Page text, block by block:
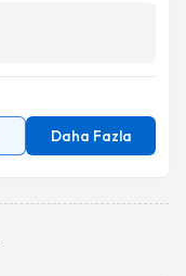
Daha Fazla